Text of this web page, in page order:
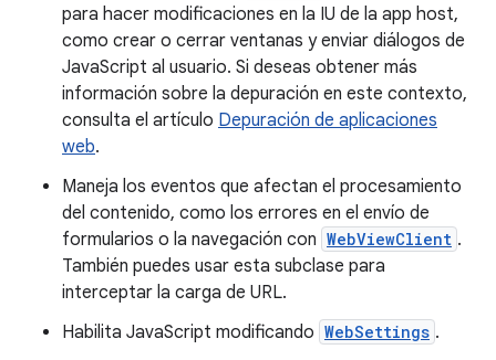
para hacer modificaciones en la IU de la app host,
como crear o cerrar ventanas y enviar diálogos de
JavaScript al usuario. Si deseas obtener más
información sobre la depuración en este contexto,
consulta el artículo Depuración de aplicaciones
web.
Maneja los eventos que afectan el procesamiento
del contenido, como los errores en el envío de
formularios o la navegación con WebViewClient .
También puedes usar esta subclase para
interceptar la carga de URL.
Habilita JavaScript modificando WebSettings .